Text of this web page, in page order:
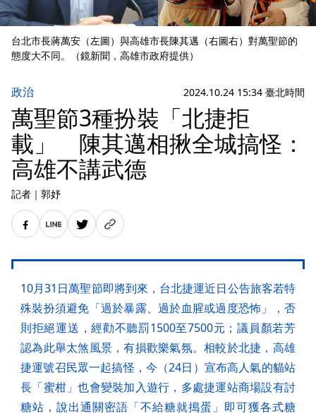
台北市長蔣萬安（左圖）與高雄市長陳其邁（右圖右）對萬聖節的
態度大不同。（鏡新聞，高雄市政府提供）
政治 2024.10.24 15:34 臺北時間
萬聖節3種扮裝「北捷拒
載」 陳其邁相揪全城搞怪：
高雄不講武德
記者 ｜ 郭妤
10月31日萬聖節即將到來，台北捷運近日公告旅客若特
殊裝扮須避免「過於暴露、過於血腥或過度恐怖」，否
則拒絕運送，經勸不聽罰1500至7500元；議員顏若芳
認為此舉太煞風景，有損歡樂氣氛。相較於北捷，高雄
捷運號召民眾一起搞怪，今（24日）宣布高人氣的貓站
長「蜜柑」也會變裝加入遊行，多處捷運站商場設有討
糖站，說出通關密語「不給糖就搗蛋」即可獲各式糖